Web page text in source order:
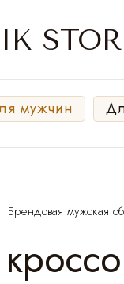
мужчин
Брендовая мужская